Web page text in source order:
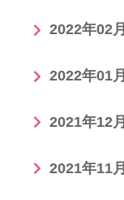
2022年02月
2022年01月
2021年12月
2021年11月